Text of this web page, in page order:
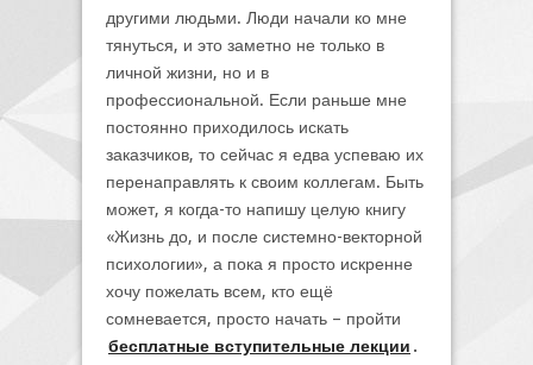
другими людьми. Люди начали ко мне
тянуться, и это заметно не только в
личной жизни, но и в
профессиональной. Если раньше мне
постоянно приходилось искать
заказчиков, то сейчас я едва успеваю их
перенаправлять к своим коллегам. Быть
может, я когда-то напишу целую книгу
«Жизнь до, и после системно-векторной
психологии», а пока я просто искренне
хочу пожелать всем, кто ещё
сомневается, просто начать – пройти
бесплатные вступительные лекции .